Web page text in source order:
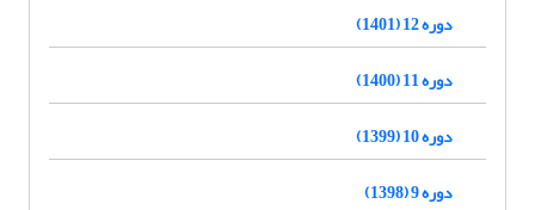
دوره 12 (1401)
دوره 11 (1400)
دوره 10 (1399)
دوره 9 (1398)